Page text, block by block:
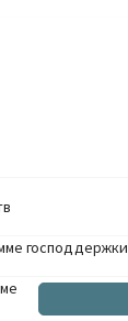
господдержки